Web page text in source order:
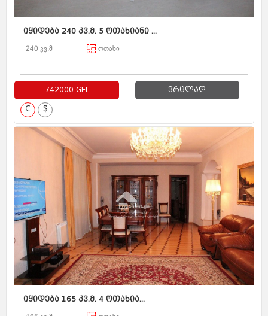
იყიდება 240 კვ.მ. 5 ოთახიანი ...
240 კვ.მ ოთახი
742000 GEL ვრცლად
₾ $
იყიდება 165 კვ.მ. 4 ოთახია...